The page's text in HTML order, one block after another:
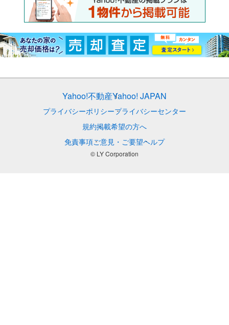
Yahoo!不動産Yahoo! JAPAN
プライバシーポリシープライバシーセンター
規約掲載希望の方へ
免責事項ご意見・ご要望ヘルプ
© LY Corporation